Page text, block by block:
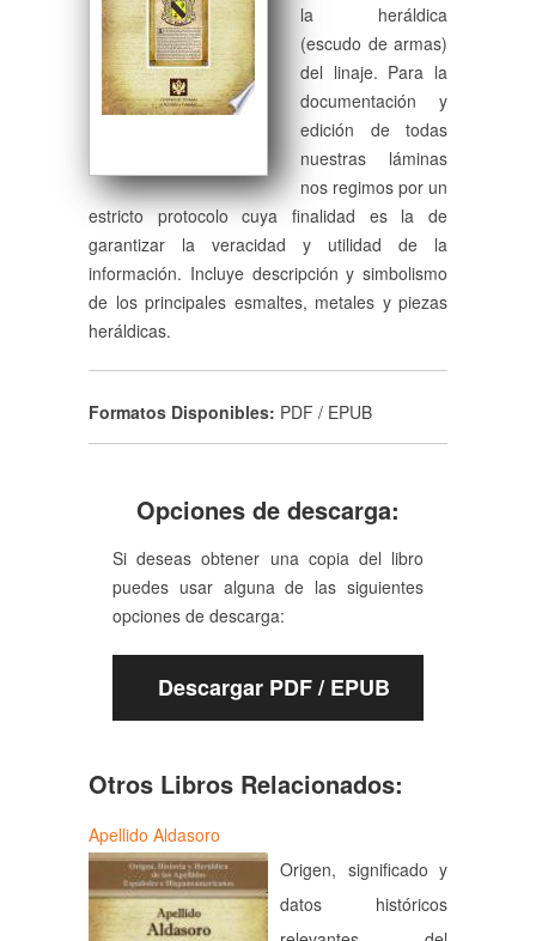
la heráldica
(escudo de armas)
del linaje. Para la
documentación y
edición de todas
nuestras láminas
nos regimos por un
estricto protocolo cuya finalidad es la de
garantizar la veracidad y utilidad de la
información. Incluye descripción y simbolismo
de los principales esmaltes, metales y piezas
heráldicas.
Formatos Disponibles: PDF / EPUB
Opciones de descarga:
Si deseas obtener una copia del libro
puedes usar alguna de las siguientes
opciones de descarga:
Descargar PDF / EPUB
Otros Libros Relacionados:
Apellido Aldasoro
Origen, significado y
datos históricos